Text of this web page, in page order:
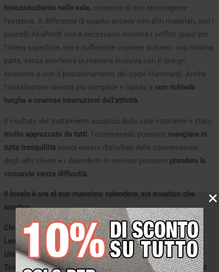
fonoassorbente nelle sale,consente di non stravolgerne
l’estetica. A differenza di quanto accade con altri materiali, con i
pannelli AkuPan® non è necessario rivestire i soffitti quasi per
l’intera superficie, ma è sufficiente coprirne soltanto una minima
parte, senza interferire in maniera invasiva con il design
esistente o con il posizionamento dei corpi illuminanti. Anche
l’installazione diventa più semplice e rapida, e non richiede
lunghe e onerose interruzioni dell’attività.
Il risultato del trattamento acustico della sala ristorante è stato
molto apprezzato da tutti. I commensali possono mangiare in
tutta tranquillitàsenza essere disturbati dalle conversazioni
degli altri clienti e i dipendenti in servizio possono prendere le
comande senza difficoltà.
Il locale è ora al suo massimo splendore, sia acustico che
estetico.
Chi usa i nostri prodotti:
Lamborghini Automobili, Istituto Luce Cinecittà, Panasonic,
Unicredit, CNR Consiglio Nazionale delle Ricerche, Verdena,
Tommaso Colliva, DJ Prezioso, Edda Silvestri (Aimart) e molti